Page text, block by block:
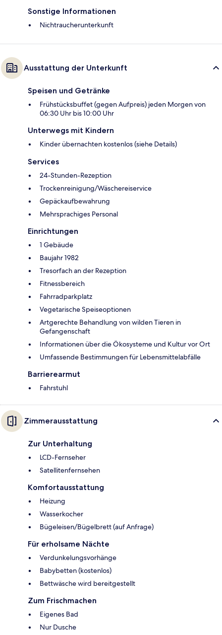
Sonstige Informationen
Nichtraucherunterkunft
Ausstattung der Unterkunft
Speisen und Getränke
Frühstücksbuffet (gegen Aufpreis) jeden Morgen von
06:30 Uhr bis 10:00 Uhr
Unterwegs mit Kindern
Kinder übernachten kostenlos (siehe Details)
Services
24-Stunden-Rezeption
Trockenreinigung/Wäschereiservice
Gepäckaufbewahrung
Mehrsprachiges Personal
Einrichtungen
1 Gebäude
Baujahr 1982
Tresorfach an der Rezeption
Fitnessbereich
Fahrradparkplatz
Vegetarische Speiseoptionen
Artgerechte Behandlung von wilden Tieren in
Gefangenschaft
Informationen über die Ökosysteme und Kultur vor Ort
Umfassende Bestimmungen für Lebensmittelabfälle
Barrierearmut
Fahrstuhl
Zimmerausstattung
Zur Unterhaltung
LCD-Fernseher
Satellitenfernsehen
Komfortausstattung
Heizung
Wasserkocher
Bügeleisen/Bügelbrett (auf Anfrage)
Für erholsame Nächte
Verdunkelungsvorhänge
Babybetten (kostenlos)
Bettwäsche wird bereitgestellt
Zum Frischmachen
Eigenes Bad
Nur Dusche